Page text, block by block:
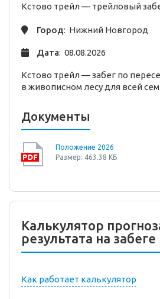
Кстово трейл — трейловый
Город: Нижний Новгород
Дата: 08.08.2026
Кстово трейл — забег по
в живописном лесу для всей
Документы
Положение 2026
Размер: 463.38 КБ
Калькулятор
результата на забеге
Как работает калькулятор